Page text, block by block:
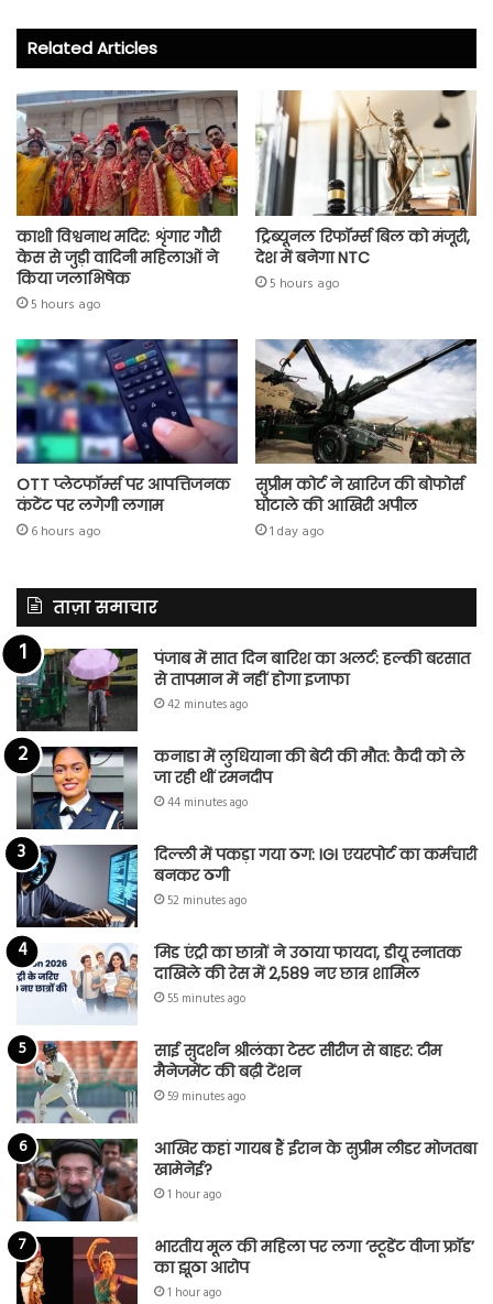
o
ok
er A
p
p
Related Articles
काशी विश्वनाथ मदिर: शृंगार गौरी
केस से जुड़ी वादिनी महिलाओं ने
किया जलाभिषेक
5 hours ago
ट्रिब्यूनल रिफॉर्म्स बिल को मंजूरी,
देश में बनेगा NTC
5 hours ago
OTT प्लेटफॉर्म्स पर आपत्तिजनक
कंटेंट पर लगेगी लगाम
6 hours ago
सुप्रीम कोर्ट ने खारिज की बोफोर्स
घोटाले की आखिरी अपील
1 day ago
ताज़ा समाचार
पंजाब में सात दिन बारिश का अलर्ट: हल्की बरसात
से तापमान में नहीं होगा इजाफा
42 minutes ago
कनाडा में लुधियाना की बेटी की माैत: कैदी को ले
जा रही थीं रमनदीप
44 minutes ago
दिल्ली में पकड़ा गया ठग: IGI एयरपोर्ट का कर्मचारी
बनकर ठगी
52 minutes ago
मिड एंट्री का छात्रों ने उठाया फायदा, डीयू स्नातक
दाखिले की रेस में 2,589 नए छात्र शामिल
55 minutes ago
साई सुदर्शन श्रीलंका टेस्ट सीरीज से बाहर: टीम
मैनेजमेंट की बढ़ी टेंशन
59 minutes ago
आखिर कहां गायब हैं ईरान के सुप्रीम लीडर मोजतबा
खामेनेई?
1 hour ago
भारतीय मूल की महिला पर लगा ‘स्टूडेंट वीजा फ्रॉड’
का झूठा आरोप
1 hour ago